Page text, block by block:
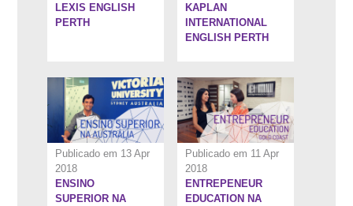
LEXIS ENGLISH
PERTH
KAPLAN
INTERNATIONAL
ENGLISH PERTH
Publicado em 13 Apr
2018
ENSINO
SUPERIOR NA
Publicado em 11 Apr
2018
4:39''
ENTREPENEUR
EDUCATION NA6:34''